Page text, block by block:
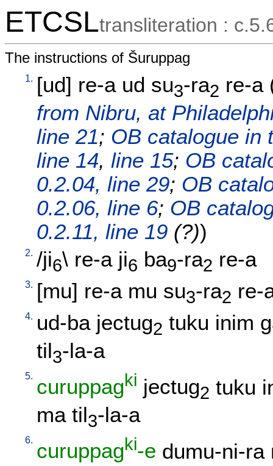
ETCSLtransliteration :
The instructions of Šuruppag
1. [ud] re-a ud su3-ra2 re-a
from Nibru, at
line 21; OB catalogue in
line 14, line 15; OB
0.2.04, line 29; OB
0.2.06, line 6; OB
0.2.11, line 19 (?))
2. /ji6\ re-a ji6 ba9-ra2 re-a
3. [mu] re-a mu su3-ra2 re-
4. ud-ba jectug2 tuku inim
til3-la-a
5. curuppagki jectug2 tuku
ma til3-la-a
6. curuppagki-e dumu-ni-ra